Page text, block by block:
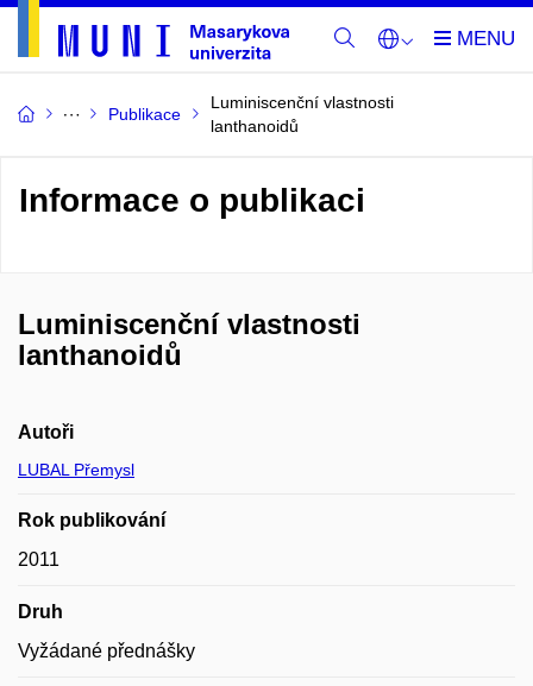
Publikace
Luminiscenční vlastnosti
lanthanoidů
Informace o publikaci
Luminiscenční vlastnosti
lanthanoidů
Autoři
LUBAL Přemysl
Rok publikování
2011
Druh
Vyžádané přednášky